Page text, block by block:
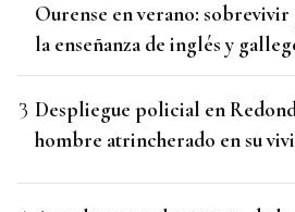
Ourense en verano: sobrevivir
la enseñanza de inglés y
Despliegue policial en
hombre atrincherado en su